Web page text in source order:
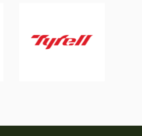
Tyrell